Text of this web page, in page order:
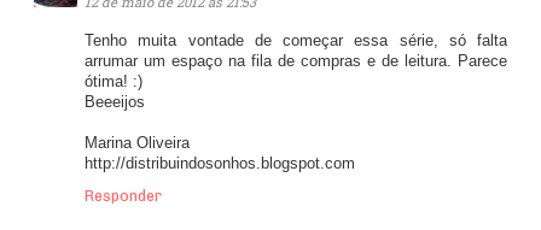
Tenho muita vontade de começar essa série, só falta
arrumar um espaço na fila de compras e de leitura. Parece
ótima! :)
Beeeijos
Marina Oliveira
http://distribuindosonhos.blogspot.com
Responder